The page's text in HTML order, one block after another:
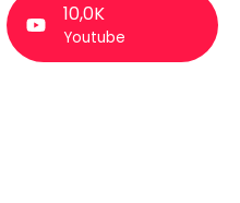
10,0K
Youtube